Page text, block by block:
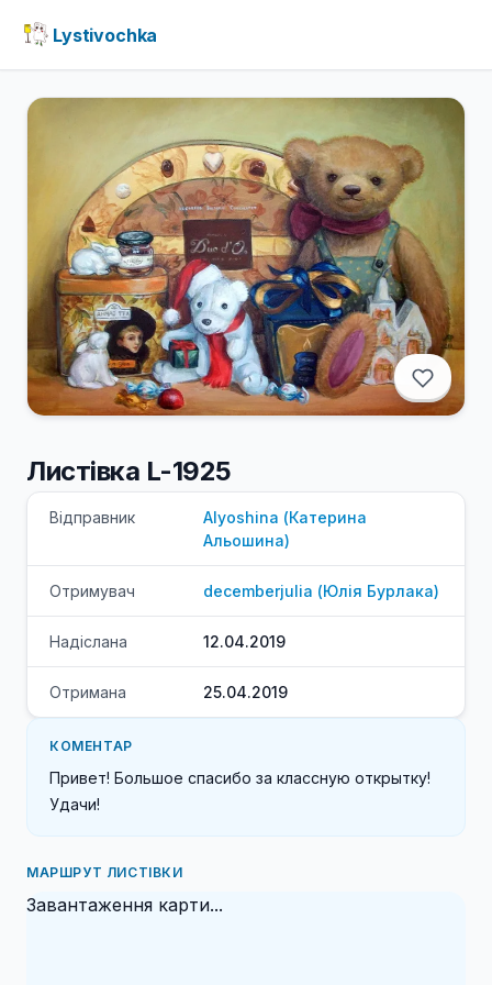
Lystivochka
Листівка L-1925
Відправник Alyoshina (Катерина
Альошина)
Отримувач decemberjulia (Юлія Бурлака)
Надіслана 12.04.2019
Отримана 25.04.2019
КОМЕНТАР
Привет! Большое спасибо за классную открытку!
Удачи!
МАРШРУТ ЛИСТІВКИ
Завантаження карти...